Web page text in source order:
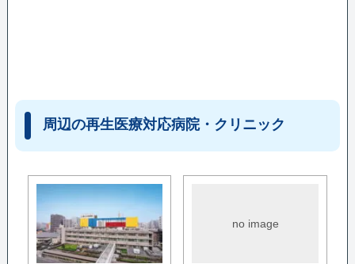
周辺の再生医療対応病院・クリニック
no image